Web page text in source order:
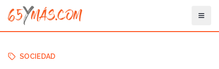
SOCIEDAD